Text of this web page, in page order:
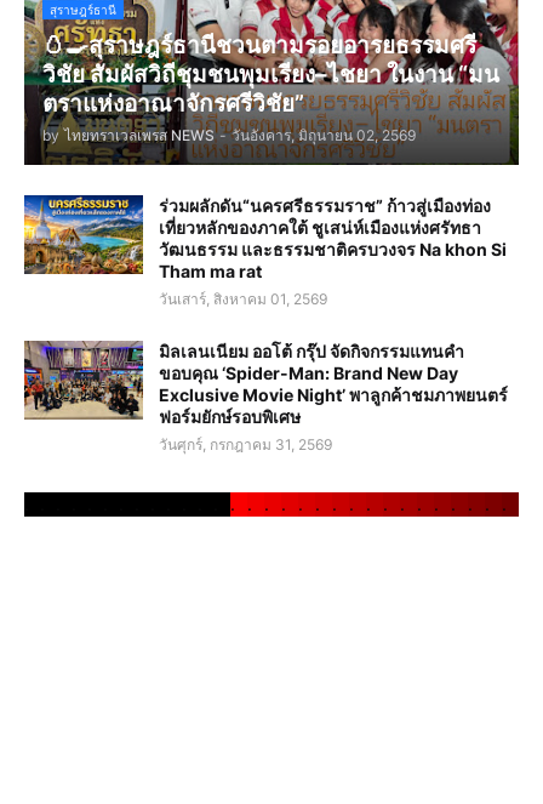
สุราษฎร์ธานี
🥚🍳สุราษฎร์ธานีชวนตามรอยอารยธรรมศรี
วิชัย สัมผัสวิถีชุมชนพุมเรียง–ไชยา ในงาน “มน
ตราแห่งอาณาจักรศรีวิชัย”
by ไทยทราเวลเพรส NEWS - วันอังคาร, มิถุนายน 02, 2569
ร่วมผลักดัน“นครศรีธรรมราช” ก้าวสู่เมืองท่อง
เที่ยวหลักของภาคใต้ ชูเสน่ห์เมืองแห่งศรัทธา
วัฒนธรรม และธรรมชาติครบวงจร Na khon Si
Tham ma rat
วันเสาร์, สิงหาคม 01, 2569
มิลเลนเนียม ออโต้ กรุ๊ป จัดกิจกรรมแทนคำ
ขอบคุณ ‘Spider-Man: Brand New Day
Exclusive Movie Night’ พาลูกค้าชมภาพยนตร์
ฟอร์มยักษ์รอบพิเศษ
วันศุกร์, กรกฎาคม 31, 2569
. . . . . . . . . . . . . . . . .